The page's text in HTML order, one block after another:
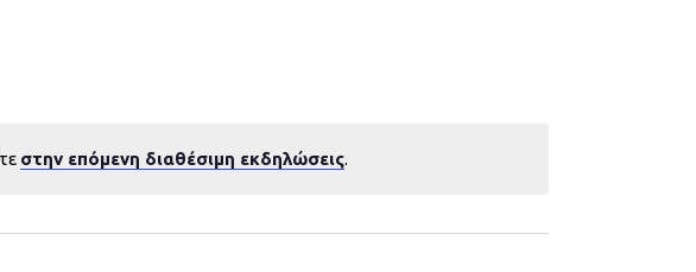
στην επόμενη διαθέσιμη εκδηλώσεις.